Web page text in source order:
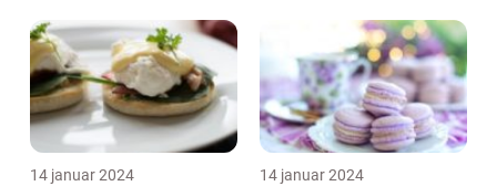
14 januar 2024 14 januar 2024